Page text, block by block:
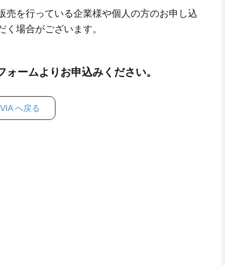
を行っている企業様や個人の方のお申し込
場合がございます。
ォームよりお申込みください。
へ戻る